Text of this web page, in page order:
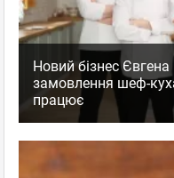
Новий бізнес
замовлення шеф-
працює